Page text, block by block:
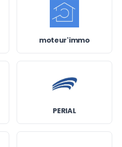
moteur'immo
PERIAL